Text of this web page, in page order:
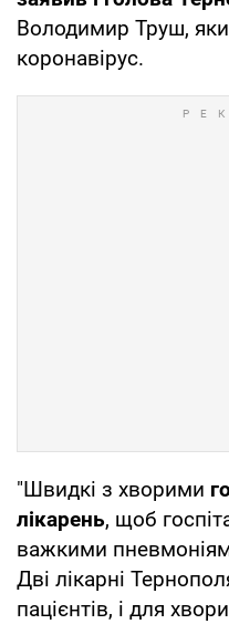
Володимир Труш,
коронавірус.
"Швидкі з хворими
лікарень, щоб
важкими
Дві лікарні
пацієнтів, і для